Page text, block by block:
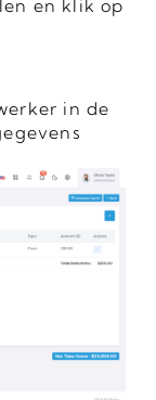
en klik op
in de